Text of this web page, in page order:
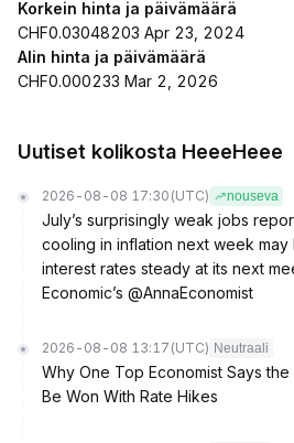
Korkein hinta ja päivämäärä
CHF0.03048203 Apr 23, 2024
Alin hinta ja päivämäärä
CHF0.000233 Mar 2, 2026
Uutiset kolikosta HeeeHeee
2026-08-08 17:30 (UTC) nouseva
July’s surprisingly weak jobs
cooling in inflation next week
interest rates steady at its next
Economic’s @AnnaEconomist
2026-08-08 13:17 (UTC) Neutraali
Why One Top Economist Says the
Be Won With Rate Hikes